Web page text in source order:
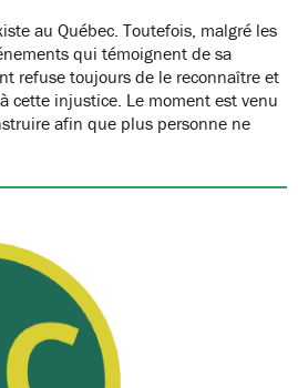
au Québec. Toutefois, malgré les
qui témoignent de sa
refuse toujours de le reconnaître et
cette injustice. Le moment est venu
afin que plus personne ne